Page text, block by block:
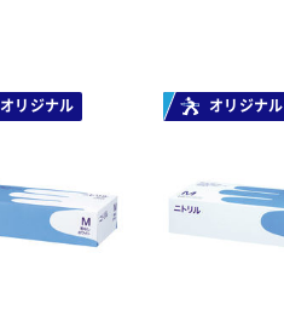
オリジナル オリジナル